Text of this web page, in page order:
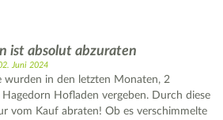
ist absolut abzuraten
Juni 2024
wurden in den letzten Monaten, 2
Hofladen vergeben. Durch diese
vom Kauf abraten! Ob es verschimmelte